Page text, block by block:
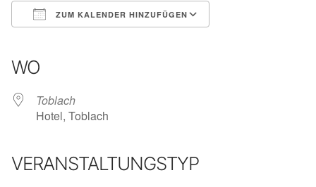
ZUM KALENDER HINZUFÜGEN
WO
Toblach
Hotel, Toblach
VERANSTALTUNGSTYP